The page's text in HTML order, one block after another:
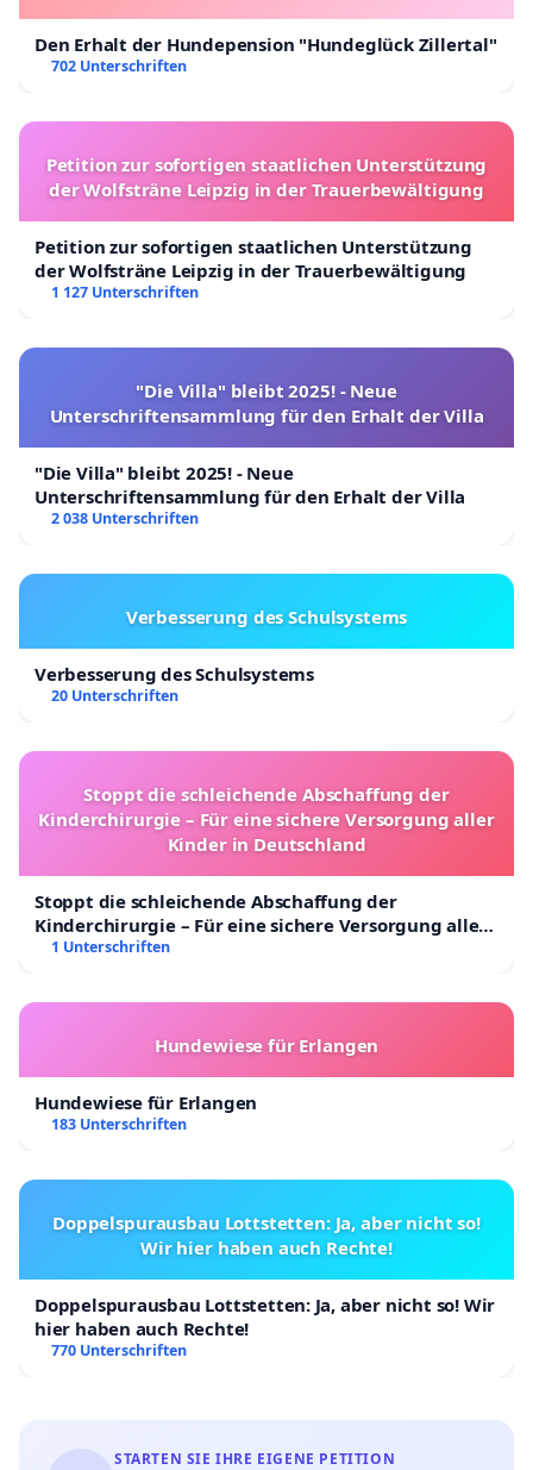
Den Erhalt der Hundepension "Hundeglück Zillertal"
702 Unterschriften
Petition zur sofortigen staatlichen Unterstützung
der Wolfsträne Leipzig in der Trauerbewältigung
Petition zur sofortigen staatlichen Unterstützung
der Wolfsträne Leipzig in der Trauerbewältigung
1 127 Unterschriften
"Die Villa" bleibt 2025! - Neue
Unterschriftensammlung für den Erhalt der Villa
"Die Villa" bleibt 2025! - Neue
Unterschriftensammlung für den Erhalt der Villa
2 038 Unterschriften
Verbesserung des Schulsystems
Verbesserung des Schulsystems
20 Unterschriften
Stoppt die schleichende Abschaffung der
Kinderchirurgie – Für eine sichere Versorgung aller
Kinder in Deutschland
Stoppt die schleichende Abschaffung der
Kinderchirurgie – Für eine sichere Versorgung aller
Kinder in Deutschland
1 Unterschriften
Hundewiese für Erlangen
Hundewiese für Erlangen
183 Unterschriften
Doppelspurausbau Lottstetten: Ja, aber nicht so!
Wir hier haben auch Rechte!
Doppelspurausbau Lottstetten: Ja, aber nicht so! Wir
hier haben auch Rechte!
770 Unterschriften
STARTEN SIE IHRE EIGENE PETITION